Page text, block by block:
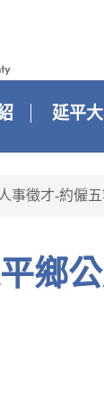
延平
事徵才-約僱
延平